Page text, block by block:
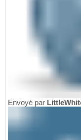
Envoyé par